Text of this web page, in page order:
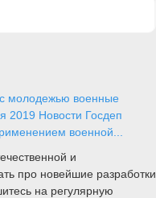
молодежью военные
2019 Новости Госдеп
военной...
и
про новейшие разработки
на регулярную